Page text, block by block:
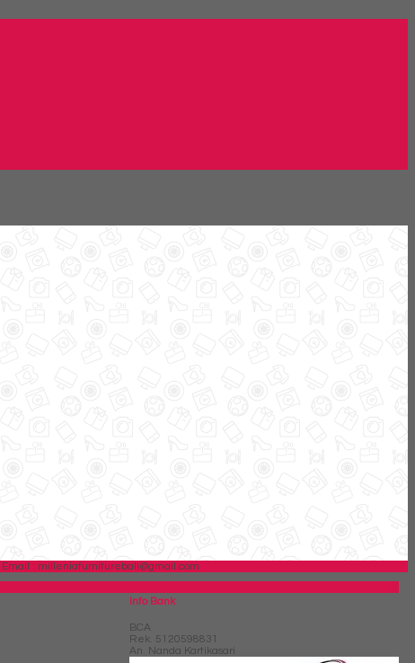
Email : milleniafurniturebali@gmail.com
Info Bank
BCA
Rek. 5120598831
An. Nanda Kartikasari